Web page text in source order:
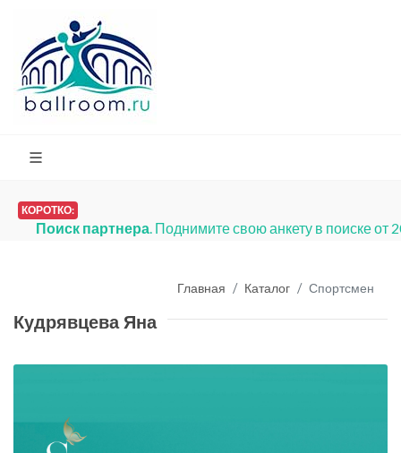
КОРОТКО:
Поиск партнера. Поднимите свою анкету в поиске от
Главная Каталог Спортсмен
Кудрявцева Яна